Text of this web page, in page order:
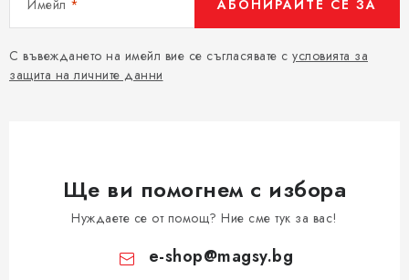
Имейл
С въвеждането на имейл вие се съгласявате с условията за
защита на личните данни
АБОНИРАЙТЕ СЕ ЗА
Ще ви помогнем с избора
Нуждаете се от помощ? Ние сме тук за вас!
e-shop@magsy.bg